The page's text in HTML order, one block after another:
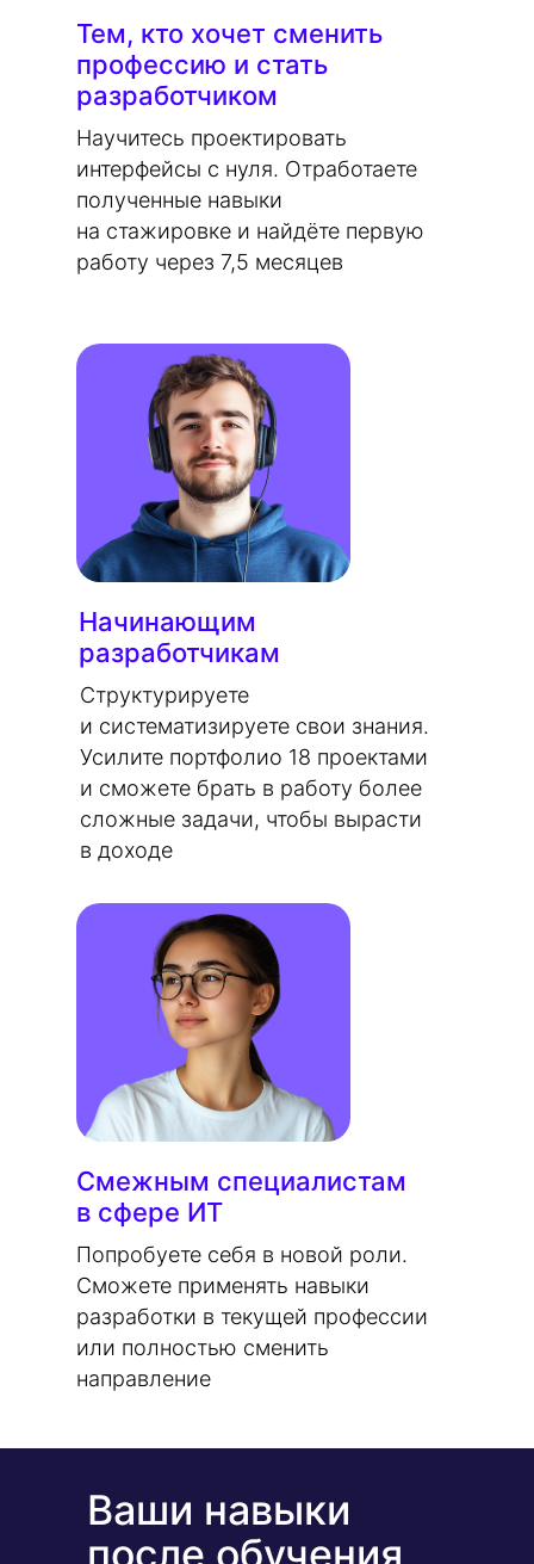
Тем, кто хочет сменить
профессию и стать
разработчиком
Научитесь проектировать
интерфейсы с нуля. Отработаете
полученные навыки
на стажировке и найдёте первую
работу через 7,5 месяцев
Смежным специалистам
в сфере ИТ
Попробуете себя в новой роли.
Сможете применять навыки
разработки в текущей профессии
или полностью сменить
направление
Начинающим
разработчикам
Структурируете
и систематизируете свои знания.
Усилите портфолио 18 проектами
и сможете брать в работу более
сложные задачи, чтобы вырасти
в доходе
Ваши навыки
после обучения